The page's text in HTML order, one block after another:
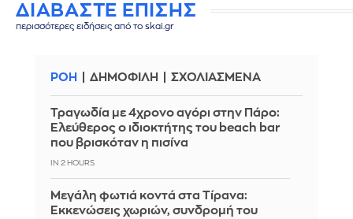
ΔΙΑΒΑΣΤΕ ΕΠΙΣΗΣ
περισσότερες ειδήσεις από το skai.gr
ΡΟΗ ΔΗΜΟΦΙΛΗ ΣΧΟΛΙΑΣΜΕΝΑ
Τραγωδία με 4χρονο αγόρι στην Πάρο:
Ελεύθερος ο ιδιοκτήτης του beach bar
που βρισκόταν η πισίνα
IN 2 HOURS
Μεγάλη φωτιά κοντά στα Τίρανα:
Εκκενώσεις χωριών, συνδρομή του